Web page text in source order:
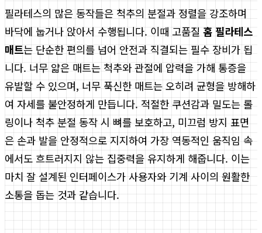
필라테스의 많은 동작들은 척추의 분절과 정렬을 강조하며
바닥에 눕거나 앉아서 수행됩니다. 이때 고품질 홈 필라테스
매트는 단순한 편의를 넘어 안전과 직결되는 필수 장비가 됩
니다. 너무 얇은 매트는 척추와 관절에 압력을 가해 통증을
유발할 수 있으며, 너무 푹신한 매트는 오히려 균형을 방해하
여 자세를 불안정하게 만듭니다. 적절한 쿠션감과 밀도는 롤
링이나 척추 분절 동작 시 뼈를 보호하고, 미끄럼 방지 표면
은 손과 발을 안정적으로 지지하여 가장 역동적인 움직임 속
에서도 흐트러지지 않는 집중력을 유지하게 해줍니다. 이는
마치 잘 설계된 인터페이스가 사용자와 기계 사이의 원활한
소통을 돕는 것과 같습니다.